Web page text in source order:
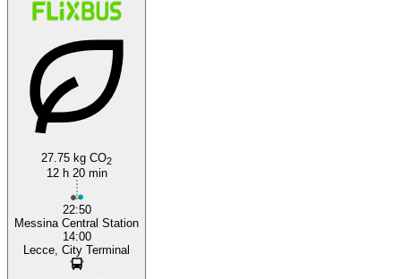
Messina
27.75 kg CO2
12 h 20 min
22:50
Messina Central Station
14:00
Lecce, City Terminal